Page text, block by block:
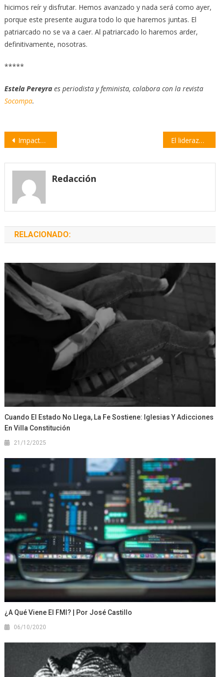
hicimos reír y disfrutar. Hemos avanzado y nada será como ayer,
porque este presente augura todo lo que haremos juntas. El
patriarcado no se va a caer. Al patriarcado lo haremos arder,
definitivamente, nosotras.
*****
Estela Pereyraes periodista y feminista, colabora con la revista
Socompa.
Navegación
entradas
Impactante incendio en el depósito de una pañalera El liderazgo de San Martín en el Cruce de los Andes | por Miguel Ángel Brusasca
Redacción
RELACIONADO:
Cuando El Estado No Llega, La Fe Sostiene: Iglesias Y Adicciones
En Villa Constitución
21/12/2025
¿A Qué Viene El FMI? | Por José Castillo
06/10/2020